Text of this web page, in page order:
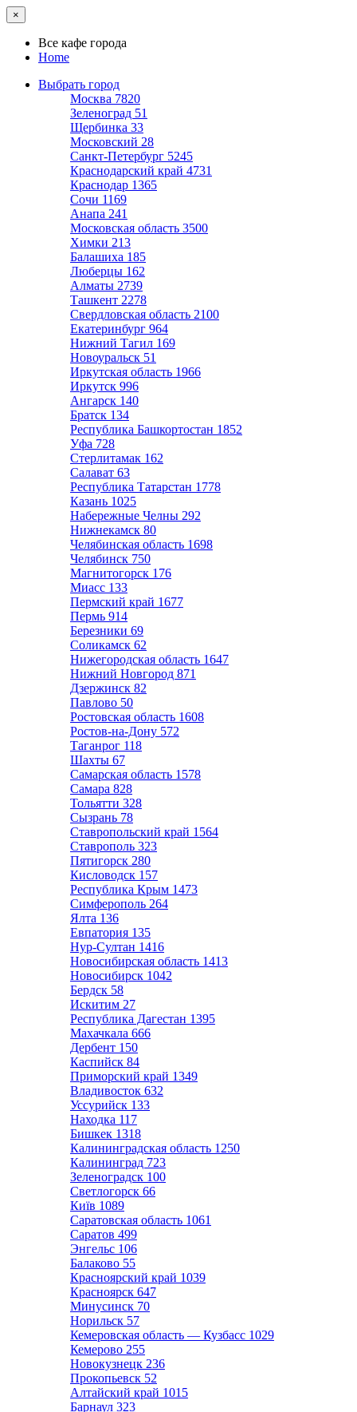
×
Все кафе города
Home
Выбрать город
Москва 7820
Зеленоград 51
Щербинка 33
Московский 28
Санкт-Петербург 5245
Краснодарский край 4731
Краснодар 1365
Сочи 1169
Анапа 241
Московская область 3500
Химки 213
Балашиха 185
Люберцы 162
Алматы 2739
Ташкент 2278
Свердловская область 2100
Екатеринбург 964
Нижний Тагил 169
Новоуральск 51
Иркутская область 1966
Иркутск 996
Ангарск 140
Братск 134
Республика Башкортостан 1852
Уфа 728
Стерлитамак 162
Салават 63
Республика Татарстан 1778
Казань 1025
Набережные Челны 292
Нижнекамск 80
Челябинская область 1698
Челябинск 750
Магнитогорск 176
Миасс 133
Пермский край 1677
Пермь 914
Березники 69
Соликамск 62
Нижегородская область 1647
Нижний Новгород 871
Дзержинск 82
Павлово 50
Ростовская область 1608
Ростов-на-Дону 572
Таганрог 118
Шахты 67
Самарская область 1578
Самара 828
Тольятти 328
Сызрань 78
Ставропольский край 1564
Ставрополь 323
Пятигорск 280
Кисловодск 157
Республика Крым 1473
Симферополь 264
Ялта 136
Евпатория 135
Нур-Султан 1416
Новосибирская область 1413
Новосибирск 1042
Бердск 58
Искитим 27
Республика Дагестан 1395
Махачкала 666
Дербент 150
Каспийск 84
Приморский край 1349
Владивосток 632
Уссурийск 133
Находка 117
Бишкек 1318
Калининградская область 1250
Калининград 723
Зеленоградск 100
Светлогорск 66
Київ 1089
Саратовская область 1061
Саратов 499
Энгельс 106
Балаково 55
Красноярский край 1039
Красноярск 647
Минусинск 70
Норильск 57
Кемеровская область — Кузбасс 1029
Кемерово 255
Новокузнецк 236
Прокопьевск 52
Алтайский край 1015
Барнаул 323